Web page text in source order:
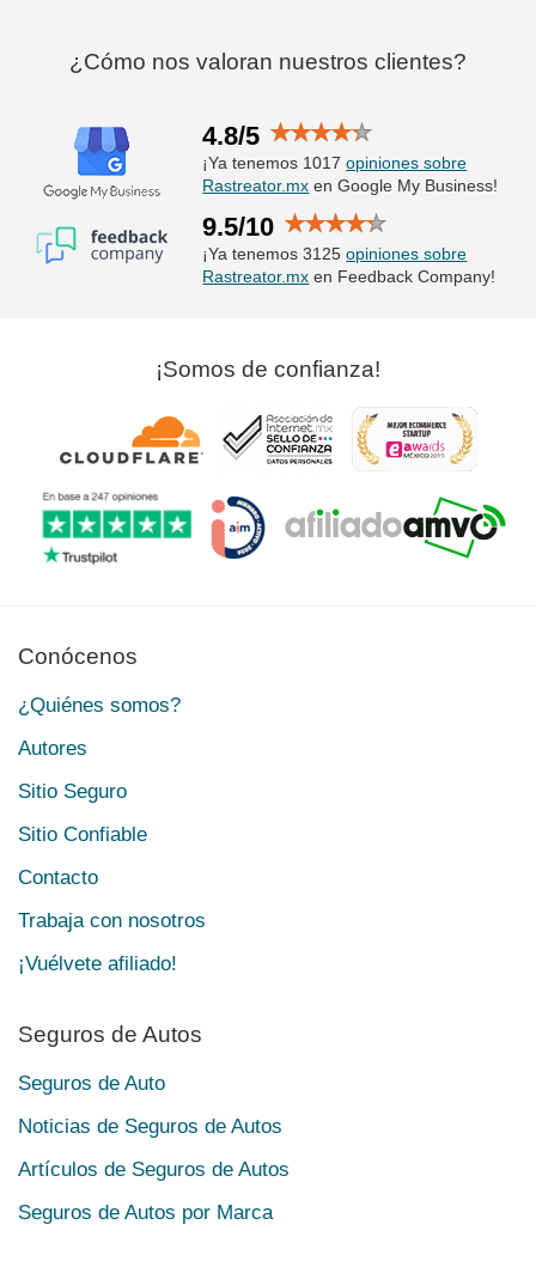
¿Cómo nos valoran nuestros clientes?
4.8/5
¡Ya tenemos 1017opiniones sobre
Rastreator.mx en Google My Business!
9.5/10
¡Ya tenemos 3125opiniones sobre
Rastreator.mx en Feedback Company!
¡Somos de confianza!
Conócenos
¿Quiénes somos?
Autores
Sitio Seguro
Sitio Confiable
Contacto
Trabaja con nosotros
¡Vuélvete afiliado!
Seguros de Autos
Seguros de Auto
Noticias de Seguros de Autos
Artículos de Seguros de Autos
Seguros de Autos por Marca